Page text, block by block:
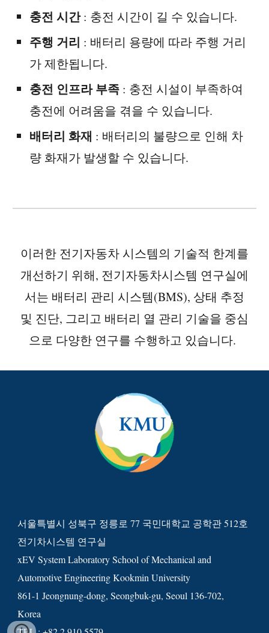
충전 시간: 충전 시간이 길 수 있습니다.
주행 거리 : 배터리 용량에 따라 주행 거리
가 제한됩니다.
충전 인프라 부족 : 충전 시설이 부족하여
충전에 어려움을 겪을 수 있습니다.
배터리 화재 : 배터리의 불량으로 인해 차
량 화재가 발생할 수 있습니다.
이러한 전기자동차 시스템의 기술적 한계를
개선하기 위해, 전기자동차시스템 연구실에
서는 배터리 관리 시스템(BMS), 상태 추정
및 진단, 그리고 배터리 열 관리 기술을 중심
으로 다양한 연구를 수행하고 있습니다.
서울특별시 성북구 정릉로 77 국민대학교 공학관 512호
전기차시스템 연구실
xEV System Laboratory School of Mechanical and
Automotive Engineering Kookmin University
861-1 Jeongnung-dong, Seongbuk-gu, Seoul 136-702,
Korea